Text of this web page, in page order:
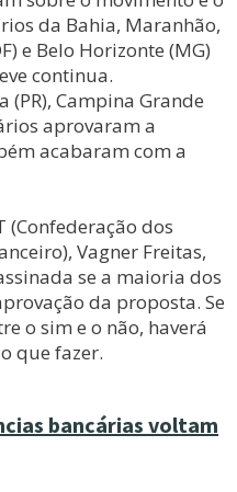
da Bahia, Maranhão,
e Belo Horizonte (MG)
continua.
(PR), Campina Grande
aprovaram a
acabaram com a
(Confederação dos
Vagner Freitas,
se a maioria dos
da proposta. Se
o sim e o não, haverá
que fazer.
bancárias voltam